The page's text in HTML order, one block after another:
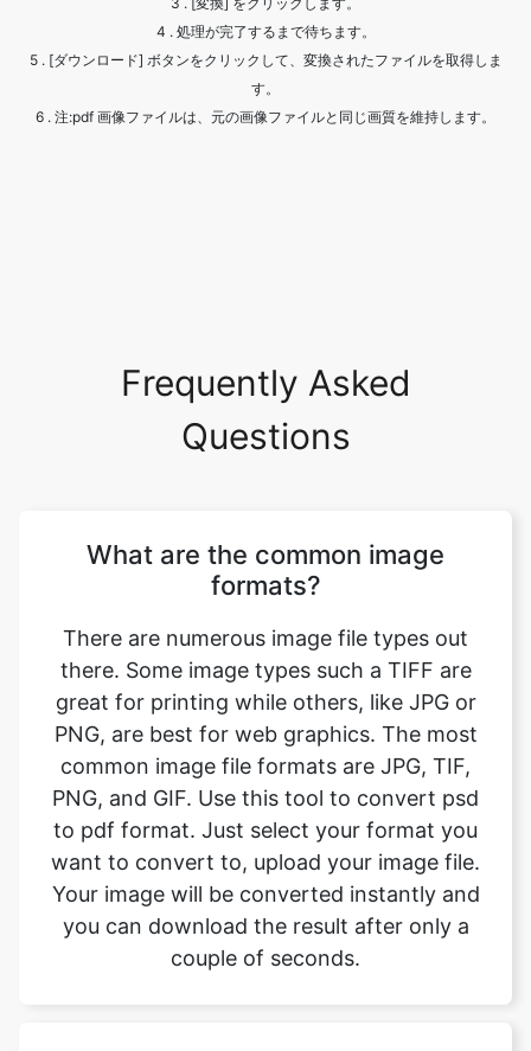
6 . 注:pdf 画像ファイルは、元の画像ファイルと同じ画質を維持します。
What are the common image
there. Some image types such a TIFF are
great for printing while others, like JPG or
PNG, are best for web graphics. The most
common image file formats are JPG, TIF,
PNG, and GIF. Use this tool to convert psd
to pdf format. Just select your format you
want to convert to, upload your image file.
Your image will be converted instantly and
you can download the result after only a
couple of seconds.
Will converting the image format